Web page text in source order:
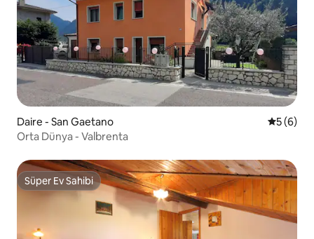
Daire - San Gaetano 55 (6)
Orta Dünya - Valbrenta
Süper Ev Sahibi
Süper Ev Sahibi